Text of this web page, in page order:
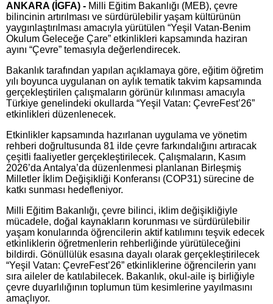
ANKARA (İGFA) - Milli Eğitim Bakanlığı (MEB), çevre
bilincinin artırılması ve sürdürülebilir yaşam kültürünün
yaygınlaştırılması amacıyla yürütülen “Yeşil Vatan-Benim
Okulum Geleceğe Çare” etkinlikleri kapsamında haziran
ayını “Çevre” temasıyla değerlendirecek.
Bakanlık tarafından yapılan açıklamaya göre, eğitim öğretim
yılı boyunca uygulanan on aylık tematik takvim kapsamında
gerçekleştirilen çalışmaların görünür kılınması amacıyla
Türkiye genelindeki okullarda “Yeşil Vatan: ÇevreFest’26”
etkinlikleri düzenlenecek.
Etkinlikler kapsamında hazırlanan uygulama ve yönetim
rehberi doğrultusunda 81 ilde çevre farkındalığını artıracak
çeşitli faaliyetler gerçekleştirilecek. Çalışmaların, Kasım
2026’da Antalya’da düzenlenmesi planlanan Birleşmiş
Milletler İklim Değişikliği Konferansı (COP31) sürecine de
katkı sunması hedefleniyor.
Milli Eğitim Bakanlığı, çevre bilinci, iklim değişikliğiyle
mücadele, doğal kaynakların korunması ve sürdürülebilir
yaşam konularında öğrencilerin aktif katılımını teşvik edecek
etkinliklerin öğretmenlerin rehberliğinde yürütüleceğini
bildirdi. Gönüllülük esasına dayalı olarak gerçekleştirilecek
“Yeşil Vatan: ÇevreFest’26” etkinliklerine öğrencilerin yanı
sıra aileler de katılabilecek. Bakanlık, okul-aile iş birliğiyle
çevre duyarlılığının toplumun tüm kesimlerine yayılmasını
amaçlıyor.